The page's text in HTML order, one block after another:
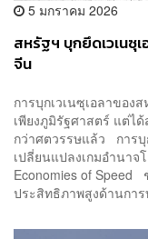
5 มกราคม 2026
สหรัฐฯ บุกยึดเวเนซุ
จีน
การบุกเวเนซุเอลาของ
เพียงภูมิรัฐศาสตร์ แต่ไ
กว่าศตวรรษแล้ว การบุ
เปลี่ยนแปลงเกมอำนาจ
Economies of Speed
ประสิทธิภาพสูงด้านการ